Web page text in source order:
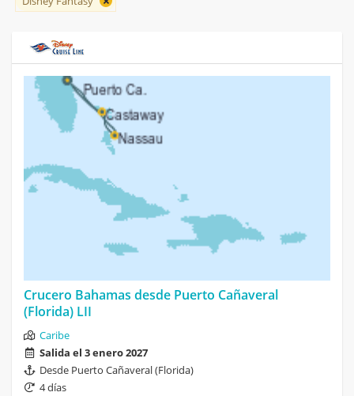
Crucero Bahamas desde Puerto Cañaveral
(Florida) LII
Caribe
Salida el 3 enero 2027
Desde Puerto Cañaveral (Florida)
4 días